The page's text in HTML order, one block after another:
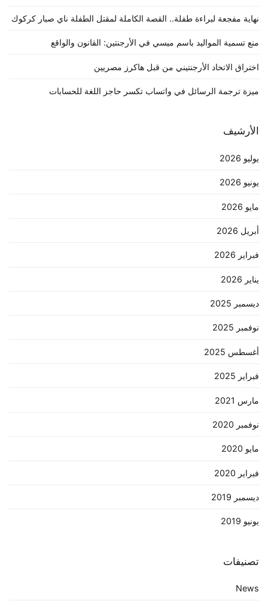
نهاية مفجعة لبراءة طفلة.. القصة الكاملة لمقتل الطفلة ناي صبار كركوك
منع تسمية المواليد باسم ميسي في الأرجنتين: القانون والواقع
اختراق الاتحاد الأرجنتيني من قبل هاكرز مصريين
ميزة ترجمة الرسائل في واتساب تكسر حاجز اللغة للحسابات
الأرشيف
يوليو 2026
يونيو 2026
مايو 2026
أبريل 2026
فبراير 2026
يناير 2026
ديسمبر 2025
نوفمبر 2025
أغسطس 2025
فبراير 2025
مارس 2021
نوفمبر 2020
مايو 2020
فبراير 2020
ديسمبر 2019
يونيو 2019
تصنيفات
News